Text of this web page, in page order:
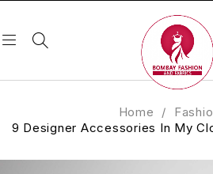
Home /
9 Designer Accessories In My